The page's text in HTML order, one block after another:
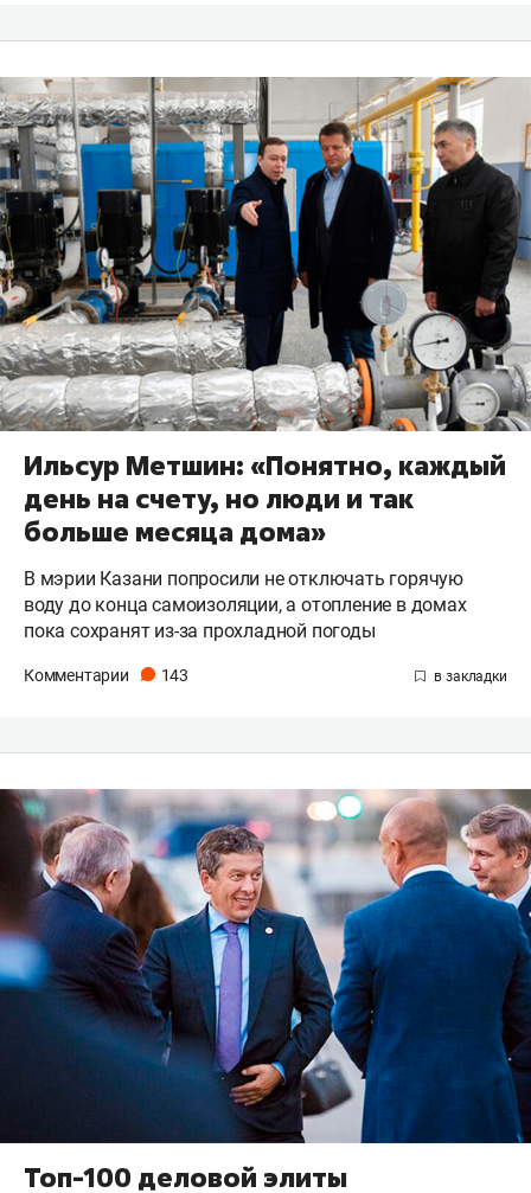
Ильсур Метшин: «Понятно, каждый
день на счету, но люди и так
больше месяца дома»
В мэрии Казани попросили не отключать горячую
воду до конца самоизоляции, а отопление в домах
пока сохранят из-за прохладной погоды
Комментарии 143
Топ-100 деловой элиты